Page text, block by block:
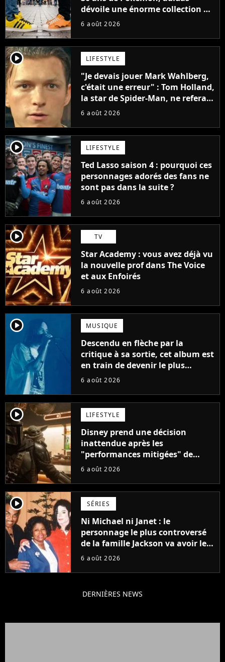
dévoile une énorme collection de
sneakers et je ne sais pas quoi en
6 août 2026
player2 LIFESTYLE
"Je devais jouer Mark Wahlberg,
c'était une erreur" : Tom Holland,
la star de Spider-Man, ne referait
pas ce blockbuster
6 août 2026
player2 LIFESTYLE
Ted Lasso saison 4 : pourquoi ces
personnages adorés des fans ne
sont pas dans la suite ?
6 août 2026
player2 TV
Star Academy : vous avez déjà vu
la nouvelle prof dans The Voice
et aux Enfoirés
6 août 2026
player2 MUSIQUE
Descendu en flèche par la
critique à sa sortie, cet album est
en train de devenir le plus
populaire de son auteur
6 août 2026
player2 LIFESTYLE
Disney prend une décision
inattendue après les
"performances mitigées" de
Vaiana et The Mandalorian &
6 août 2026
player2 SÉRIES
Ni Michael ni Janet : le
personnage le plus controversé
de la famille Jackson va avoir le
droit à sa propre série
6 août 2026
DERNIÈRES NEWS